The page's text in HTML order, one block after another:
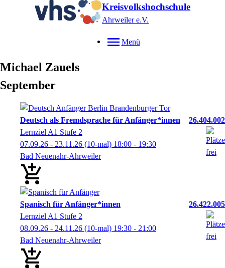
Kreisvolkshochschule
Ahrweiler e.V.
Menü
Michael Zauels
September
Deutsch als Fremdsprache für Anfänger*innen
26.404.002
Lernziel A1 Stufe 2
07.09.26 - 23.11.26 (10-mal) 18:00 - 19:30
Bad Neuenahr-Ahrweiler
Spanisch für Anfänger*innen
26.422.005
Lernziel A1 Stufe 2
08.09.26 - 24.11.26 (10-mal) 19:30 - 21:00
Bad Neuenahr-Ahrweiler